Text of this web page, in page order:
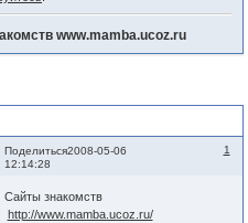
www.mamba.ucoz.ru
Поделиться 1
2008-05-06
12:14:28
Сайты знакомств
http://www.mamba.ucoz.ru/